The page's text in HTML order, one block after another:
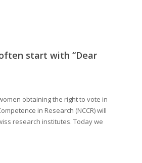
start with “Dear
obtaining the right to vote in
in Research (NCCR) will
research institutes. Today we